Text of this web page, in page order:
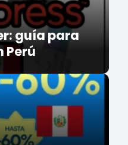
guía para
Perú